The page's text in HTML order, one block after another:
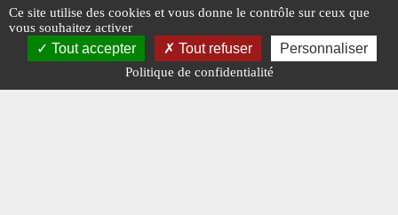
Ce site utilise des cookies et vous donne le contrôle sur ceux que
vous souhaitez activer
Tout accepter Tout refuser Personnaliser
Politique de confidentialité